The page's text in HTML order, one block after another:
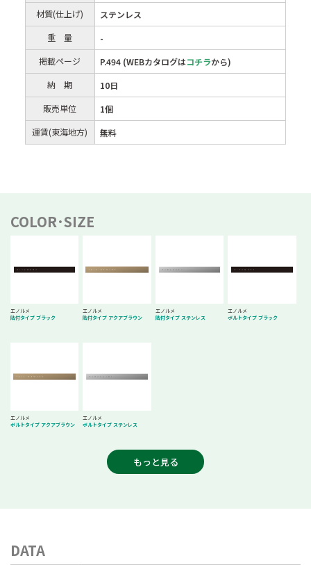
材質(仕上げ)
ステンレス
重 量
-
掲載ページ
P.494 (WEBカタログはコチラから)
納 期
10日
販売単位
1個
運賃(東海地方)
無料
COLOR･SIZE
エノルメ
貼付タイプ ブラック
エノルメ
貼付タイプ アクアブラウン
エノルメ
貼付タイプ ステンレス
エノルメ
ボルトタイプ ブラック
エノルメ
ボルトタイプ アクアブラウン
エノルメ
ボルトタイプ ステンレス
もっと見る
DATA